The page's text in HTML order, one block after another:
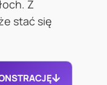
Z
stać się